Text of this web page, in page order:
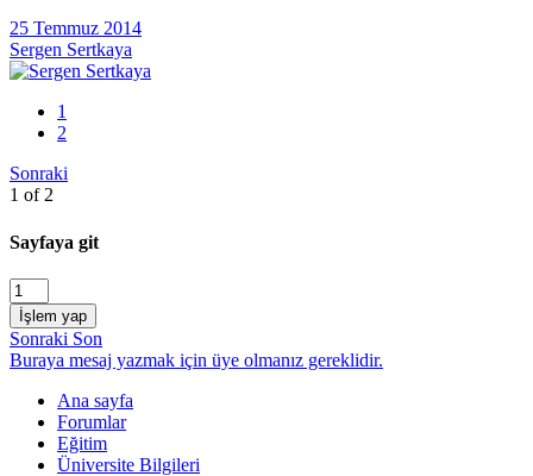
25 Temmuz 2014
Sergen Sertkaya
1
2
Sonraki
1 of 2
Sayfaya git
İşlem yap
Sonraki Son
Buraya mesaj yazmak için üye olmanız gereklidir.
Ana sayfa
Forumlar
Eğitim
Üniversite Bilgileri